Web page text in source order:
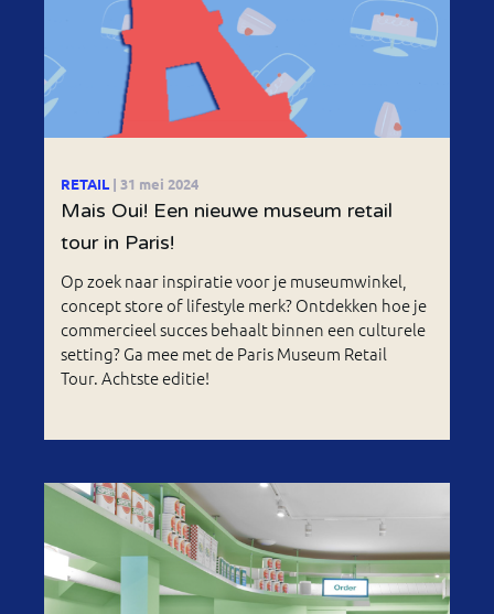
RETAIL | 31 mei 2024
Mais Oui! Een nieuwe museum retail
tour in Paris!
Op zoek naar inspiratie voor je museumwinkel,
concept store of lifestyle merk? Ontdekken hoe je
commercieel succes behaalt binnen een culturele
setting? Ga mee met de Paris Museum Retail
Tour. Achtste editie!